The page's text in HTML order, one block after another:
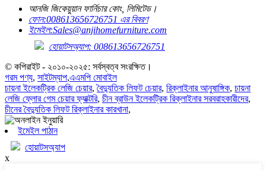
আনজি জিকেয়ুয়ান ফার্নিচার কোং, লিমিটেড।
ফোন:008613656726751 এর বিবরণ
ইমেইল:Sales@anjihomefurniture.com
হোয়াটসঅ্যাপ: 008613656726751
© কপিরাইট - ২০১০-২০২৫: সর্বস্বত্ব সংরক্ষিত।
গরম পণ্য, সাইটম্যাপ,এএমপি মোবাইল
চায়না ইলেকট্রিক লেজি চেয়ার,বৈদ্যুতিক লিফট চেয়ার, রিক্লাইনার আনুষাঙ্গিক, চায়না
লেজি ফ্লোর গেম চেয়ার ফ্যাক্টরি, চীন ব্রাউন ইলেকট্রিক রিক্লাইনার সরবরাহকারীদের,
চীনের বৈদ্যুতিক লিফট রিক্লাইনার কারখানা,
ইমেইল পাঠান
হোয়াটসঅ্যাপ
x